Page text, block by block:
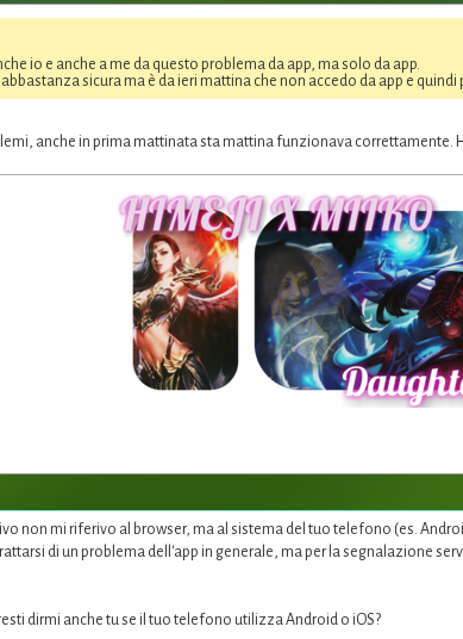
io e anche a me da questo problema da app, ma solo da app.
sicura ma è da ieri mattina che non accedo da app e
anche in prima mattinata sta mattina funzionava
non mi riferivo al browser, ma al sistema del tuo telefono (es.
di un problema dell'app in generale, ma per la segnalazione
dirmi anche tu se il tuo telefono utilizza Android o iOS?